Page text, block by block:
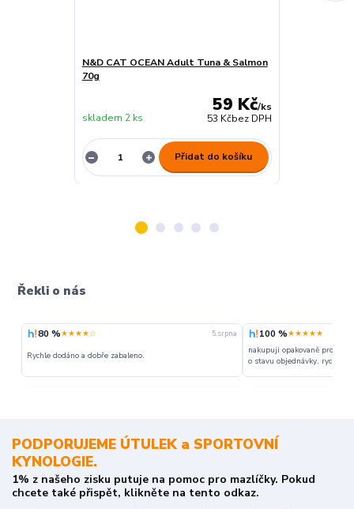
N&D CAT OCEAN Adult Tuna & Salmon
70g
59 Kč/ks
53 Kčbez DPH
skladem 2 ks
Přidat do košíku
Řekli o nás
80 %★★★★☆ 5. srpna
Rychle dodáno a dobře zabaleno.
100 %★★★★★
nakupuji opakovaně pro
o stavu objednávky, rychlost
PODPORUJEME ÚTULEK a SPORTOVNÍ
KYNOLOGIE.
1% z našeho zisku putuje na pomoc pro mazlíčky. Pokud
chcete také přispět, klikněte na tento odkaz.